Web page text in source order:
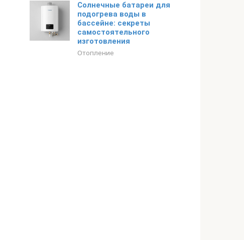
Солнечные батареи для
подогрева воды в
бассейне: секреты
самостоятельного
изготовления
Отопление